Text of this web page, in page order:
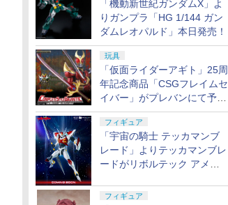
「機動新世紀ガンダムX」よ
りガンプラ「HG 1/144 ガン
ダムレオパルド」本日発売！
玩具
「仮面ライダーアギト」25周
年記念商品「CSGフレイムセ
イバー」がプレバンにて予約
開始
フィギュア
「宇宙の騎士 テッカマンブ
レード」よりテッカマンブレ
ードがリボルテック アメイ
定
フィギュア